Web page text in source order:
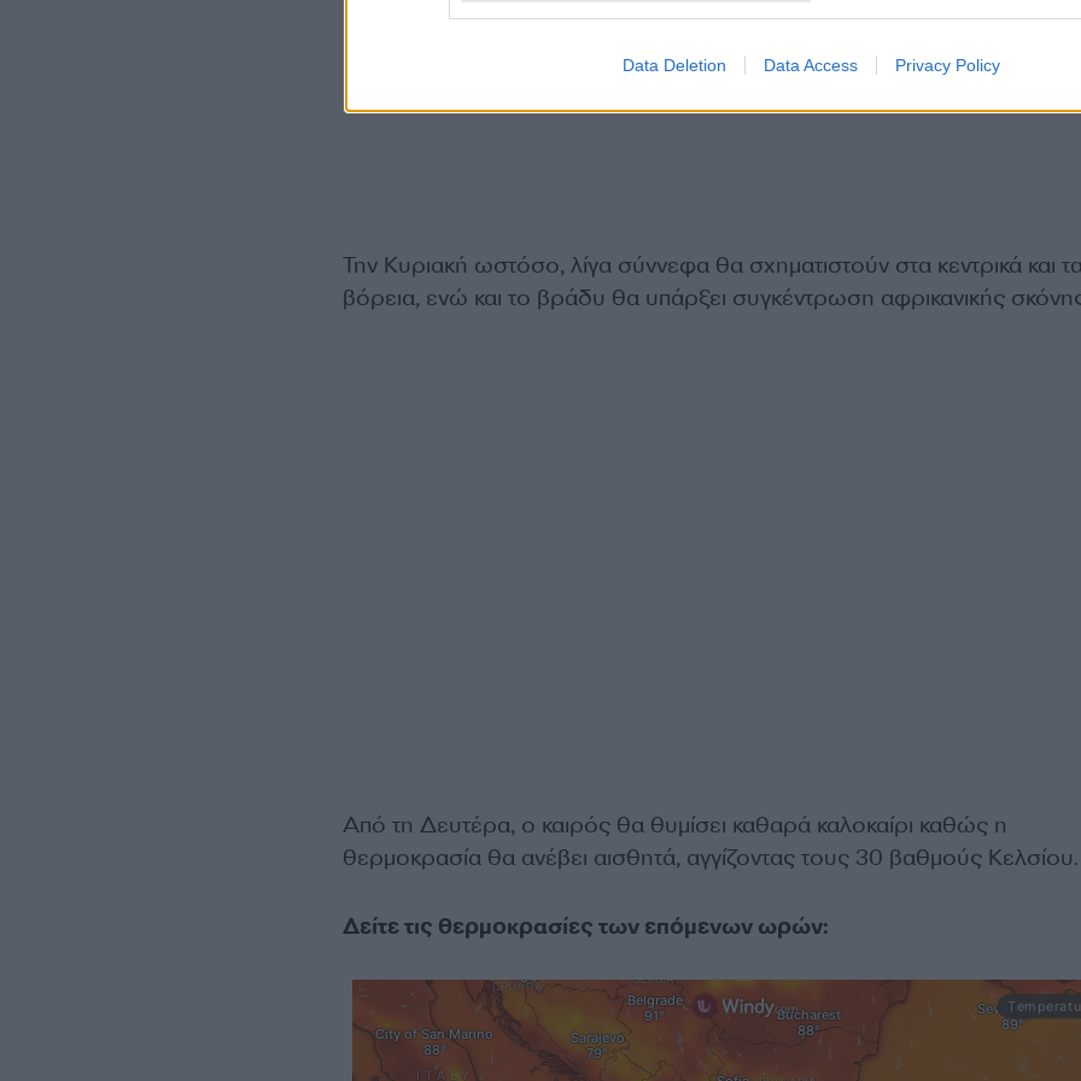
Data Deletion Data Access Privacy Policy
Την Κυριακή ωστόσο, λίγα σύννεφα θα σχηματιστούν στα κεντρικά και
βόρεια, ενώ και το βράδυ θα υπάρξει συγκέντρωση αφρικανικής
Από τη Δευτέρα, ο καιρός θα θυμίσει καθαρά καλοκαίρι καθώς η
θερμοκρασία θα ανέβει αισθητά, αγγίζοντας τους 30 βαθμούς Κελσίου.
Δείτε τις θερμοκρασίες των επόμενων ωρών: